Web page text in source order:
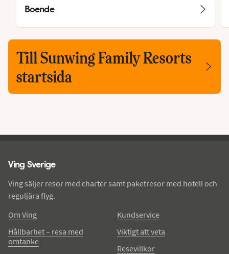
Boende
Till Sunwing Family Resorts
startsida
Ving Sverige
Ving säljer resor med charter samt paketresor med hotell och
reguljära flyg.
Om Ving
Hållbarhet – resa med
omtanke
Kundservice
Viktigt att veta
Resevillkor